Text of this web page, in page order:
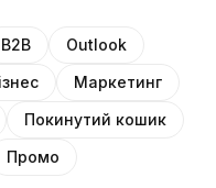
B2B
Outlook
Маркетинг
Покинутий кошик
Промо